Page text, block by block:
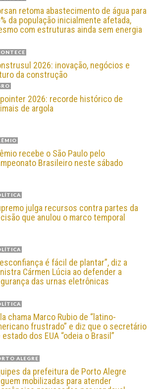
retoma abastecimento de água para
da população inicialmente afetada,
com estruturas ainda sem energia
2026: inovação, negócios e
da construção
2026: recorde histórico de
de argola
recebe o São Paulo pelo
Brasileiro neste sábado
julga recursos contra partes da
que anulou o marco temporal
é fácil de plantar”, diz a
Cármen Lúcia ao defender a
das urnas eletrônicas
chama Marco Rubio de “latino-
frustrado” e diz que o secretário
estado dos EUA “odeia o Brasil”
ALEGRE
da prefeitura de Porto Alegre
mobilizadas para atender